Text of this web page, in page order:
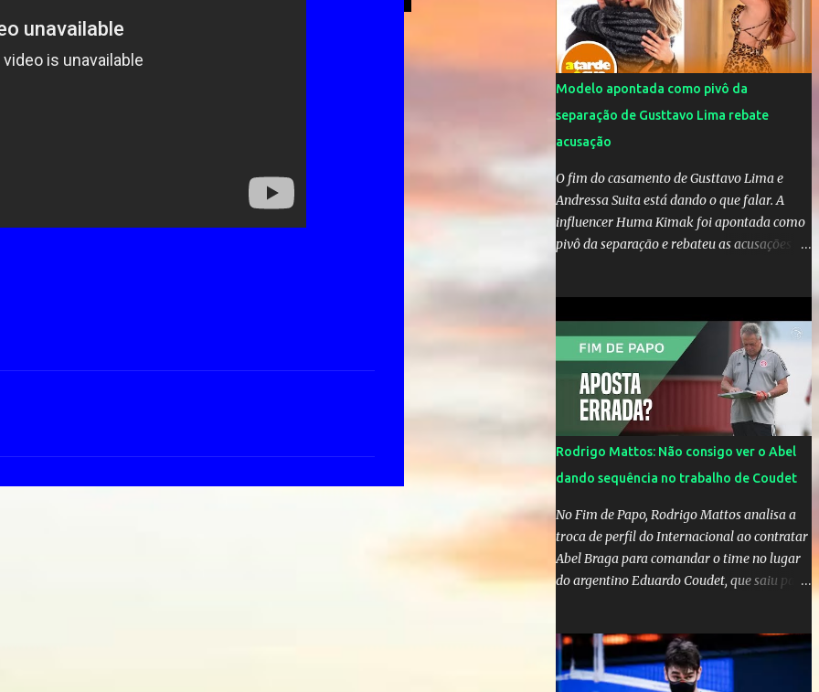
definido e tem o Milan como virtual
campeao. ;
Modelo apontada como pivô da
separação de Gusttavo Lima rebate
acusação
O fim do casamento de Gusttavo Lima e
Andressa Suita está dando o que falar. A
influencer Huma Kimak foi apontada como
pivô da separação e rebateu as acusações
nem cabeça pudesse ter esse tipo de
proporção. Queria esclarecer que eu e
Gusttavo nunca tivemos nenhum tipo de
contato, nem de fã porque sou fã dele", disse
Huma Kimak. A influencer também contou
que recebe diversos ataques na internet
desde a época em que foi contratada para
fazer a divulgação de uma live do Gusttavo
Lima em Manaus, capital do Amazonas. "Fui
até o local onde seria o show, divulguei e no
dia seguinte foi feita a live que eu não pude
ir, porque estava me sentindo mal", explicou
de outubro. A relação chegou ao fim após
cinco anos e houve rumores de uma suposta
traição do canto...
Rodrigo Mattos: Não consigo ver o Abel
dando sequência no trabalho de Coudet
No Fim de Papo, Rodrigo Mattos analisa a
troca de perfil do Internacional ao contratar
Abel Braga para comandar o time no lugar
do argentino Eduardo Coudet, que saiu para